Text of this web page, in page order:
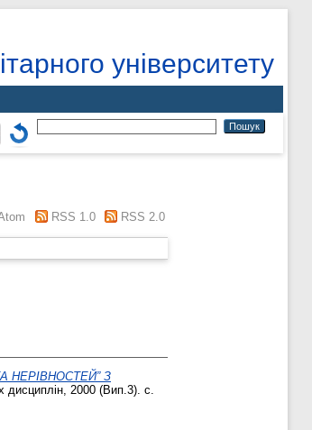
університету
RSS 1.0 RSS 2.0
НЕРІВНОСТЕЙ” З
дисциплін, 2000 (Вип.3). с.